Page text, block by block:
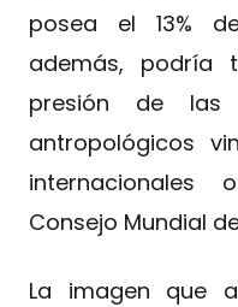
posea el 13%
además, podría
presión de
antropológicos
Consejo Mundial
La imagen que